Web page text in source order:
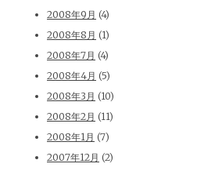
2008年9月 (4)
2008年8月 (1)
2008年7月 (4)
2008年4月 (5)
2008年3月 (10)
2008年2月 (11)
2008年1月 (7)
2007年12月 (2)